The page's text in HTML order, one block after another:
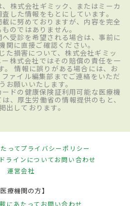
株式会社ギミック、またはミーカ
した情報をもとにしています。
に努めておりますが、内容を完全
のではありません。
受診を希望される場合は、事前に
関に直接ご確認ください。
た損害について、株式会社ギミッ
株式会社ではその賠償の責任を一
。 情報に誤りがある場合には、お
ァイル編集部までご連絡をいただ
お願いいたします。
ドの健康保険証利用可能な医療機
、厚生労働省の情報提供のもと、
出しております。
ってプライバシーポリシー
ラインについてお問い合わせ
運営会社
医療機関の方】
にあたって お問い合わせ